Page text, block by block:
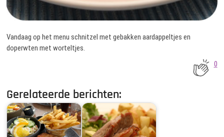
Vandaag op het menu schnitzel met gebakken aardappeltjes en
doperwten met worteltjes.
0
Gerelateerde berichten: